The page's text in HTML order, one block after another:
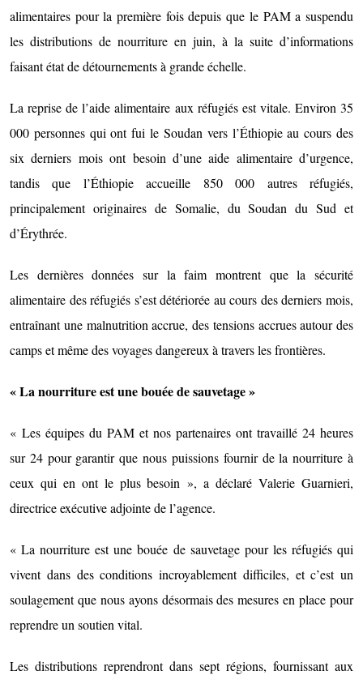
alimentaires pour la première fois depuis que le PAM a suspendu
les distributions de nourriture en juin, à la suite d’informations
faisant état de détournements à grande échelle.
La reprise de l’aide alimentaire aux réfugiés est vitale. Environ 35
000 personnes qui ont fui le Soudan vers l’Éthiopie au cours des
six derniers mois ont besoin d’une aide alimentaire d’urgence,
tandis que l’Éthiopie accueille 850 000 autres réfugiés,
principalement originaires de Somalie, du Soudan du Sud et
d’Érythrée.
Les dernières données sur la faim montrent que la sécurité
alimentaire des réfugiés s’est détériorée au cours des derniers mois,
entraînant une malnutrition accrue, des tensions accrues autour des
camps et même des voyages dangereux à travers les frontières.
« La nourriture est une bouée de sauvetage »
« Les équipes du PAM et nos partenaires ont travaillé 24 heures
sur 24 pour garantir que nous puissions fournir de la nourriture à
ceux qui en ont le plus besoin », a déclaré Valerie Guarnieri,
directrice exécutive adjointe de l’agence.
« La nourriture est une bouée de sauvetage pour les réfugiés qui
vivent dans des conditions incroyablement difficiles, et c’est un
soulagement que nous ayons désormais des mesures en place pour
reprendre un soutien vital.
Les distributions reprendront dans sept régions, fournissant aux